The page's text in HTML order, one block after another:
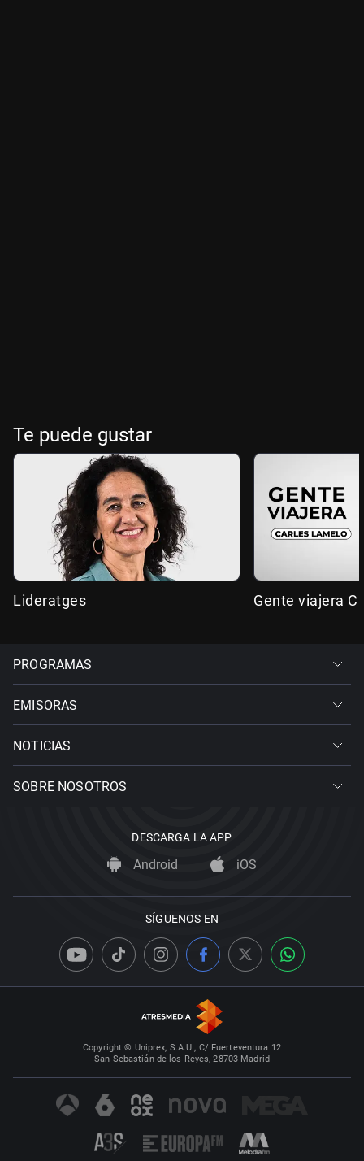
Te puede gustar
Lideratges Gente viajera
PROGRAMAS
EMISORAS
NOTICIAS
SOBRE NOSOTROS
DESCARGA LA APP
Android iOS
SÍGUENOS EN
Copyright © Uniprex, S.A.U., C/ Fuerteventura 12
San Sebastián de los Reyes, 28703 Madrid